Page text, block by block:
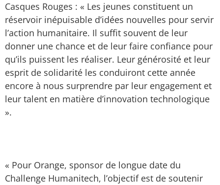
Casques Rouges : « Les jeunes constituent un
réservoir inépuisable d’idées nouvelles pour servir
l’action humanitaire. Il suffit souvent de leur
donner une chance et de leur faire confiance pour
qu’ils puissent les réaliser. Leur générosité et leur
esprit de solidarité les conduiront cette année
encore à nous surprendre par leur engagement et
leur talent en matière d’innovation technologique
».
« Pour Orange, sponsor de longue date du
Challenge Humanitech, l’objectif est de soutenir